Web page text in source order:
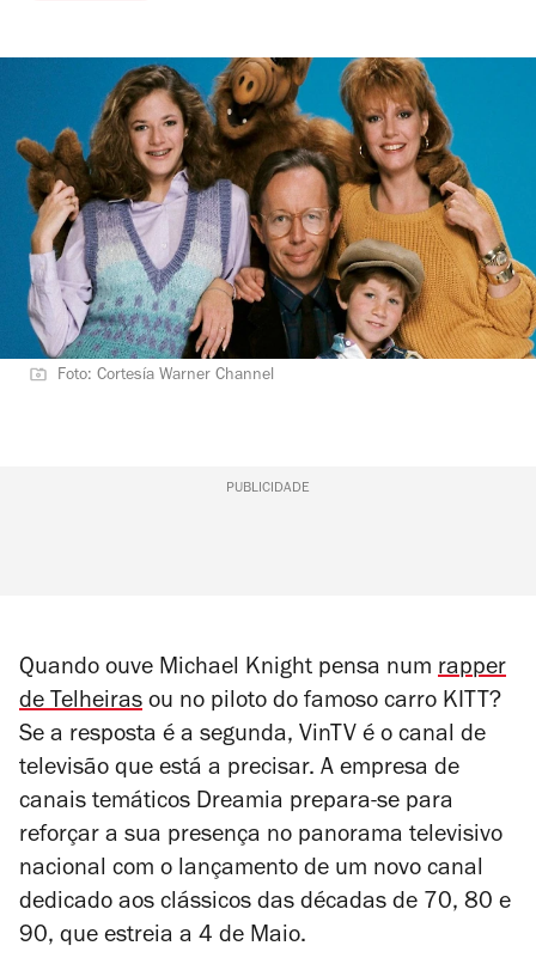
Foto: Cortesía Warner Channel
PUBLICIDADE
Quando ouve Michael Knight pensa num rapper
de Telheiras ou no piloto do famoso carro KITT?
Se a resposta é a segunda, VinTV é o canal de
televisão que está a precisar. A empresa de
canais temáticos Dreamia prepara-se para
reforçar a sua presença no panorama televisivo
nacional com o lançamento de um novo canal
dedicado aos clássicos das décadas de 70, 80 e
90, que estreia a 4 de Maio.